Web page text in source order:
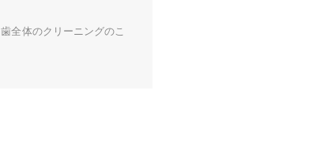
全体のクリーニングのこ